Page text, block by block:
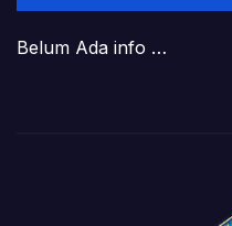
Belum Ada info …